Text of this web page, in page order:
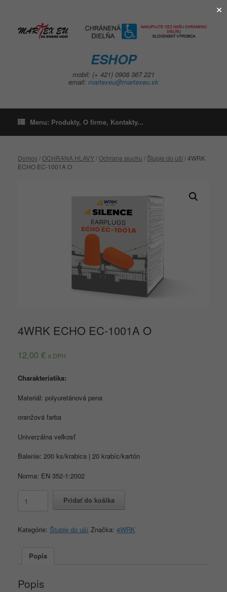
ESHOP
mobil: (+ 421) 0908 367 221
email: martexeu@martexeu.sk
Menu: Produkty, O firme, Kontakty...
Domov/OCHRANA HLAVY/Ochrana sluchu / Štuple do uší/ 4WRK
ECHO EC-1001A O
4WRK ECHO EC-1001A O
12,00 € s DPH
Charakteristika:
Materiál: polyuretánová pena
oranžová farba
Univerzálna veľkosť
Balenie: 200 ks/krabica | 20 krabíc/kartón
Norma: EN 352-1:2002
4WRK
1001A
Pridať do košíka
Kategórie: Štuple do uší Značka: 4WRK
Popis
Popis
×